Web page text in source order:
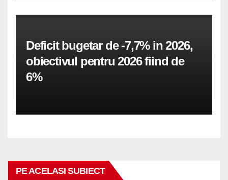
Deficit bugetar de -7,7% in 2026,
obiectivul pentru 2026 fiind de
6%
PE ACELASI SUBIECT